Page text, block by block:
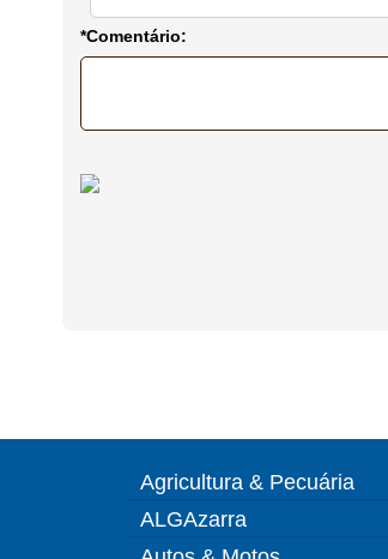
*Comentário:
Agricultura & Pecuária
ALGAzarra